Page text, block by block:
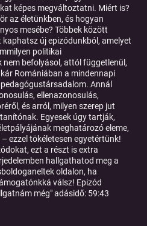
képes megváltoztatni. Miért is?
az életünkben, és hogyan
mesébe? Többek között
kaphatsz új epizódunkból, amelyet
politikai
befolyásol, attól függetlenül,
Romániában a mindennapi
Annál
ellenazonosulás,
és arról, milyen szerep jut
Egyesek úgy tartják,
meghatározó eleme,
ezzel tökéletesen egyetértünk!
ezt a részt is extra
hallgathatod meg a
oldalon, ha
válsz! Epizód
még" adásidő: 59:43